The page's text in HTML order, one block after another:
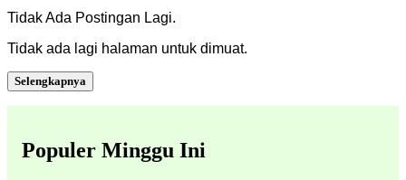
Tidak Ada Postingan Lagi.
Tidak ada lagi halaman untuk dimuat.
Selengkapnya
Populer Minggu Ini